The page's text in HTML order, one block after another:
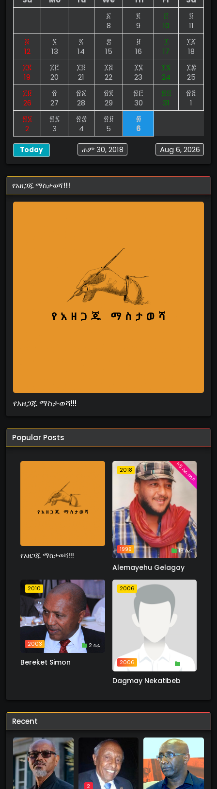
፩
8
፪
9
፫
10
፬
11
፭
12
፮
13
፯
14
፰
15
፱
16
፲
17
፲፩
18
፲፪
19
፲፫
20
፲፬
21
፲፭
22
፲፮
23
፲፯
24
፲፰
25
፲፱
26
፳
27
፳፩
28
፳፪
29
፳፫
30
፳፬
31
፳፭
1
፳፮
2
፳፯
3
፳፰
4
፳፱
5
፴
6
Aug 6, 2026
ሐም 30, 2018
Today
የአዘጋጁ ማስታወሻ!!!
የአዘጋጁ ማስታወሻ!!!
Popular Posts
የአዘጋጁ ማስታወሻ!!!
2018
1999 18 ስራ
ከ5 ስራ በላይ
Alemayehu Gelagay
2010
2003 2 ስራ
Bereket Simon
2006
2006
Dagmay Nekatibeb
Recent
2